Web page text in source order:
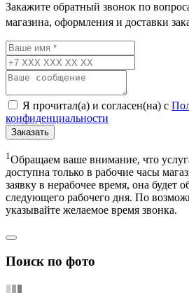
Закажите обратный звонок по
магазина, оформления и доставки
Я прочитал(а) и согласен(на) с
конфиденциальности
Заказать
1 Обращаем ваше внимание, что
доступна только в рабочие часы
заявку в нерабочее время, она будет
следующего рабочего дня. По
указывайте желаемое время звонка.
Поиск по фото